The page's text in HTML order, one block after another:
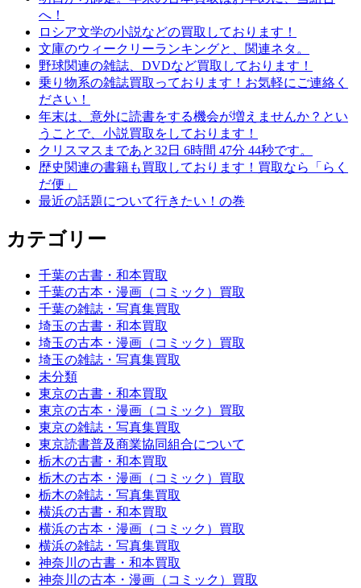
へ！
ロシア文学の小説などの買取しております！
文庫のウィークリーランキングと、関連ネタ。
野球関連の雑誌、DVDなど買取しております！
乗り物系の雑誌買取っております！お気軽にご連絡く
ださい！
年末は、意外に読書をする機会が増えませんか？とい
うことで、小説買取をしております！
クリスマスまであと32日 6時間 47分 44秒です。
歴史関連の書籍も買取しております！買取なら「らく
だ便」
最近の話題について行きたい！の巻
カテゴリー
千葉の古書・和本買取
千葉の古本・漫画（コミック）買取
千葉の雑誌・写真集買取
埼玉の古書・和本買取
埼玉の古本・漫画（コミック）買取
埼玉の雑誌・写真集買取
未分類
東京の古書・和本買取
東京の古本・漫画（コミック）買取
東京の雑誌・写真集買取
東京読書普及商業協同組合について
栃木の古書・和本買取
栃木の古本・漫画（コミック）買取
栃木の雑誌・写真集買取
横浜の古書・和本買取
横浜の古本・漫画（コミック）買取
横浜の雑誌・写真集買取
神奈川の古書・和本買取
神奈川の古本・漫画（コミック）買取